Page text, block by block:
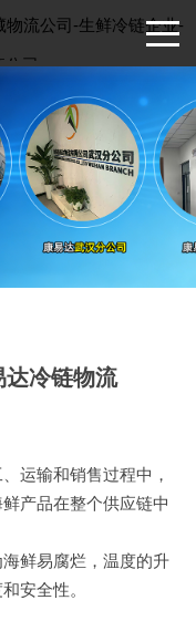
达冷链物流
运输和销售过程中，
产品在整个供应链中
鲜易腐烂，温度的升
安全性。